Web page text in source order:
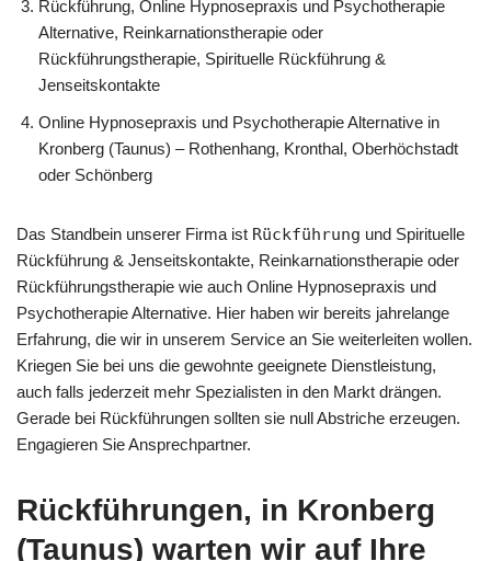
Rückführung, Online Hypnosepraxis und Psychotherapie
Alternative, Reinkarnationstherapie oder
Rückführungstherapie, Spirituelle Rückführung &
Jenseitskontakte
Online Hypnosepraxis und Psychotherapie Alternative in
Kronberg (Taunus) – Rothenhang, Kronthal, Oberhöchstadt
oder Schönberg
Das Standbein unserer Firma ist Rückführung und Spirituelle
Rückführung & Jenseitskontakte, Reinkarnationstherapie oder
Rückführungstherapie wie auch Online Hypnosepraxis und
Psychotherapie Alternative. Hier haben wir bereits jahrelange
Erfahrung, die wir in unserem Service an Sie weiterleiten wollen.
Kriegen Sie bei uns die gewohnte geeignete Dienstleistung,
auch falls jederzeit mehr Spezialisten in den Markt drängen.
Gerade bei Rückführungen sollten sie null Abstriche erzeugen.
Engagieren Sie Ansprechpartner.
Rückführungen, in Kronberg
(Taunus) warten wir auf Ihre